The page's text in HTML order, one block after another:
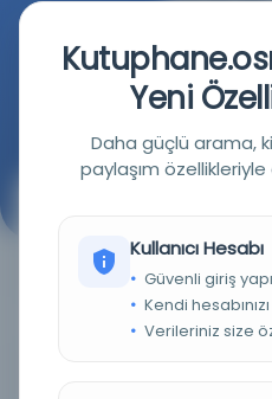
İstanbul
Yeni
Daha güçlü arama,
paylaşım
Kullanıcı Hesabı
Güvenli giriş
Kendi
Verileriniz size